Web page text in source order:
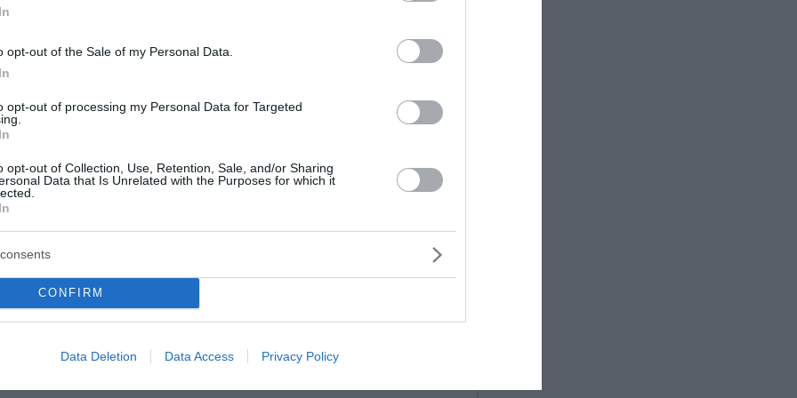
opt-out of the Sale of my Personal Data.
opt-out of processing my Personal Data for Targeted
opt-out of Collection, Use, Retention, Sale, and/or Sharing
Data that Is Unrelated with the Purposes for which it
CONFIRM
Data Deletion Data Access Privacy Policy
δεν αισθανόταν καλά, του έστειλε email ευχαριστιών
ότι το 2013 φιλοξενήθηκε επί τέσσερις ημέρες στην
εκείνος απουσίαζε.
πληροφορίες για τον Επσταϊν το 2011 και του είχε γράψει ότι
προς τα θύματα του Επσταϊν και έχει δηλώσει ότι φέρει
του Επσταϊν και δεν κατάλαβε εγκαίρως τι είδους άνθρωπος
επικοινωνία με τον Επσταϊν το 2014, καθώς ένιωσε ότι
πριγκίπισσα διάδοχο ως μοχλό πίεσης προς άλλους
της Ευρώπης προς την Ουκρανία παραμένει ακλόνητη